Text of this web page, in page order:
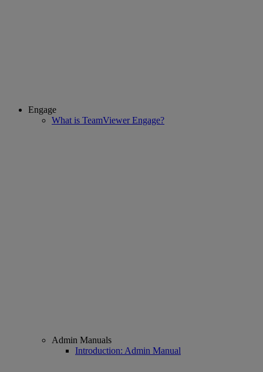
Engage
What is TeamViewer Engage?
Admin Manuals
Introduction: Admin Manual